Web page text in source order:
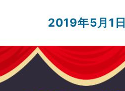
2019年5月1日